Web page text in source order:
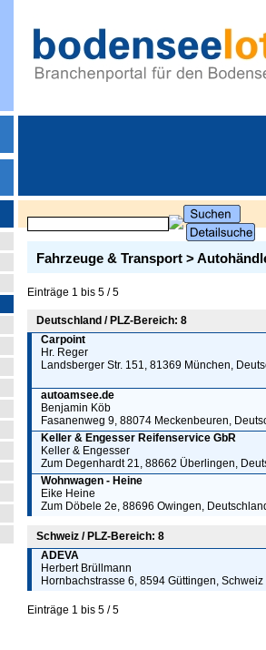
Fahrzeuge & Transport >
Einträge 1 bis 5 / 5
Deutschland / PLZ-Bereich: 8
Carpoint
Hr. Reger
Landsberger Str. 151, 81369 München,
autoamsee.de
Benjamin Köb
Fasanenweg 9, 88074 Meckenbeuren,
Keller & Engesser Reifenservice GbR
Keller & Engesser
Zum Degenhardt 21, 88662 Überlingen,
Wohnwagen - Heine
Eike Heine
Zum Döbele 2e, 88696 Owingen,
Schweiz / PLZ-Bereich: 8
ADEVA
Herbert Brüllmann
Hornbachstrasse 6, 8594 Güttingen, Schweiz
Einträge 1 bis 5 / 5